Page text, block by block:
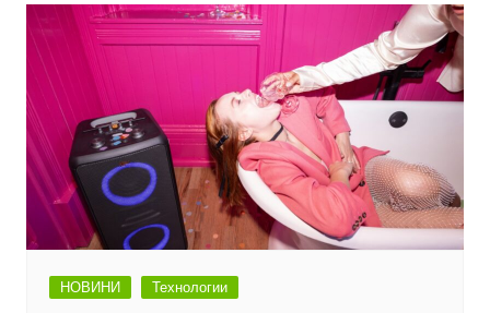
НОВИНИ Технологии